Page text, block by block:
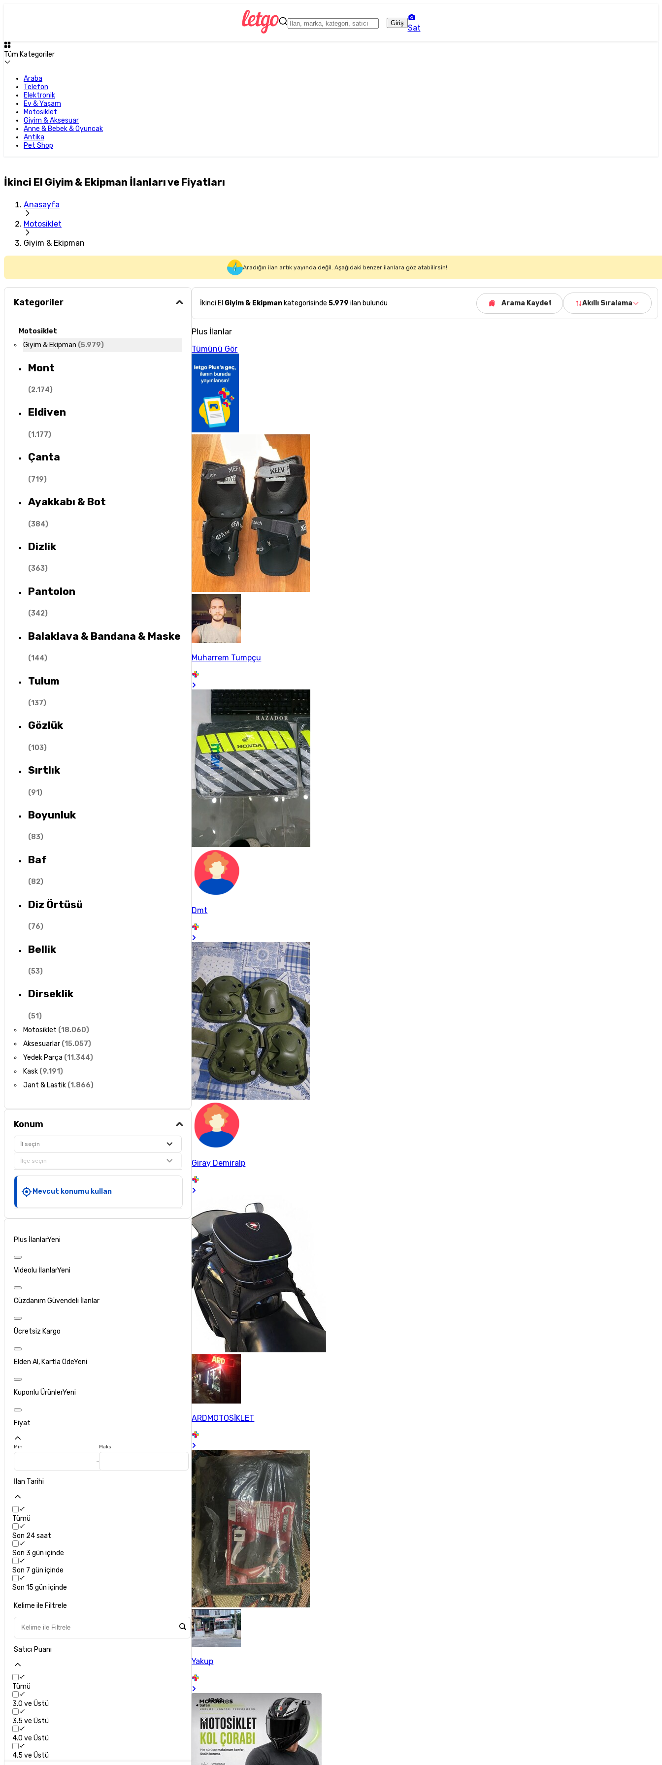
Giriş
Sat
Tüm Kategoriler
Araba
Telefon
Elektronik
Ev & Yaşam
Motosiklet
Giyim & Aksesuar
Anne & Bebek & Oyuncak
Antika
Pet Shop
İkinci El Giyim & Ekipman İlanları ve Fiyatları
Anasayfa
Motosiklet
Giyim & Ekipman
Aradığın ilan artık yayında değil. Aşağıdaki benzer ilanlara göz atabilirsin!
Kategoriler
Motosiklet
Giyim & Ekipman (5.979)
Mont
(2.174)
Eldiven
(1.177)
Çanta
(719)
Ayakkabı & Bot
(384)
Dizlik
(363)
Pantolon
(342)
Balaklava & Bandana & Maske
(144)
Tulum
(137)
Gözlük
(103)
Sırtlık
(91)
Boyunluk
(83)
Baf
(82)
Diz Örtüsü
(76)
Bellik
(53)
Dirseklik
(51)
Motosiklet (18.060)
Aksesuarlar (15.057)
Yedek Parça (11.344)
Kask (9.191)
Jant & Lastik (1.866)
Konum
İl seçin
İlçe seçin
Mevcut konumu kullan
Plus İlanlarYeni
Videolu İlanlarYeni
Cüzdanım Güvendeli İlanlar
Ücretsiz Kargo
Elden Al, Kartla ÖdeYeni
Kuponlu ÜrünlerYeni
Fiyat
Min Maks
İlan Tarihi
Tümü
Son 24 saat
Son 3 gün içinde
Son 7 gün içinde
Son 15 gün içinde
Kelime ile Filtrele
Satıcı Puanı
Tümü
3.0 ve Üstü
3.5 ve Üstü
4.0 ve Üstü
4.5 ve Üstü
İkinci El Giyim & Ekipman kategorisinde 5.979 ilan bulundu Arama Kaydet Akıllı Sıralama
Plus İlanlar
Tümünü Gör
Muharrem Tumpçu
Dmt
Giray Demiralp
ARDMOTOSİKLET
Yakup